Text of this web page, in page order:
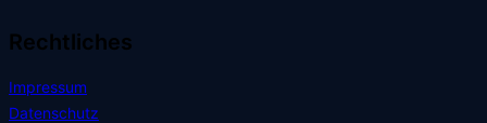
Rechtliches
Impressum
Datenschutz